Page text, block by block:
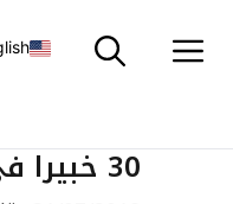
إلى
30 خبيرا في قطاع الطاقة يناقشون تكاليف الفرص البديلة للنفط في السعودية